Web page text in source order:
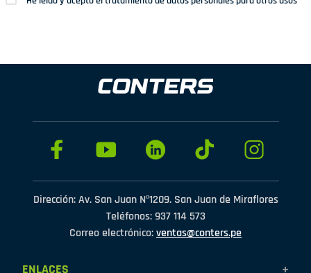
Dirección: Av. San Juan Nº1209. San Juan de Miraflores
Teléfonos: 937 114 573
Correo electrónico:ventas@conters.pe
ENLACES +